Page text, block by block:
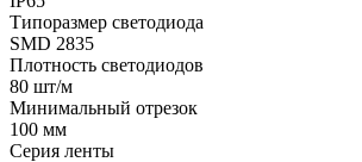
Типоразмер светодиода
SMD 2835
Плотность светодиодов
80 шт/м
Минимальный отрезок
100 мм
Серия ленты